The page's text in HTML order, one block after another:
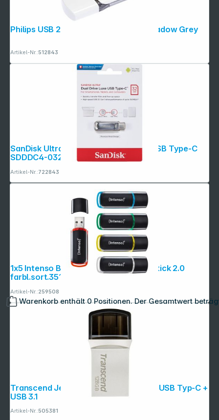
Warenkorb enthält 0 Positionen. Der Gesamtwert
Philips USB 2.0 32GB Snow Edition Shadow Grey
Artikel-Nr.:512843
SanDisk Ultra Dual Drive Luxe 32GB USB Type-C
SDDDC4-032G-G46
Artikel-Nr.:722843
1x5 Intenso Business Line 32GB USB Stick 2.0
farbl.sort.3511585
Artikel-Nr.:259508
Transcend JetFlash 890S 128GB OTG USB Typ-C +
USB 3.1
Artikel-Nr.:505381